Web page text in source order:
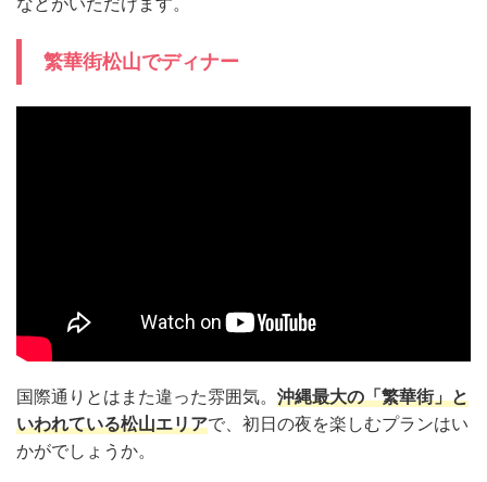
繁華街松山でディナー
国際通りとはまた違った雰囲気。 沖縄最大の「繁華街」と
いわれている松山エリアで、初日の夜を楽しむプランはい
かがでしょうか。